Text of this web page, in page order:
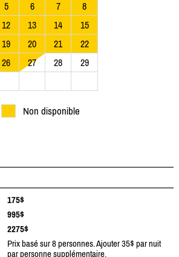
5 6 7
8
12 13 14
15
19 20 21
22
26 27 28
29
Non disponible
175$
995$
2275$
Prix basé sur 8 personnes. Ajouter 35$ par nuit
par personne supplémentaire.